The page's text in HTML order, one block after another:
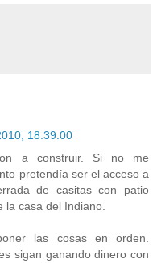
18:39:00
a construir. Si no me
pretendía ser el acceso a
de casitas con patio
la casa del Indiano.
las cosas en orden.
sigan ganando dinero con